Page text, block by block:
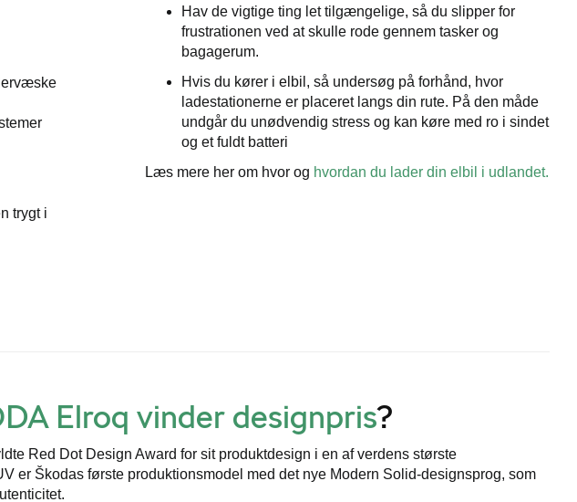
trygt i
Hav de vigtige ting let tilgængelige, så du slipper for
frustrationen ved at skulle rode gennem tasker og
bagagerum.
Hvis du kører i elbil, så undersøg på forhånd, hvor
ladestationerne er placeret langs din rute. På den måde
undgår du unødvendig stress og kan køre med ro i sindet
og et fuldt batteri
Læs mere her om hvor og hvordan du lader din elbil i udlandet.
Elroq vinder designpris?
Red Dot Design Award for sit produktdesign i en af verdens største
er Škodas første produktionsmodel med det nye Modern Solid-designsprog, som